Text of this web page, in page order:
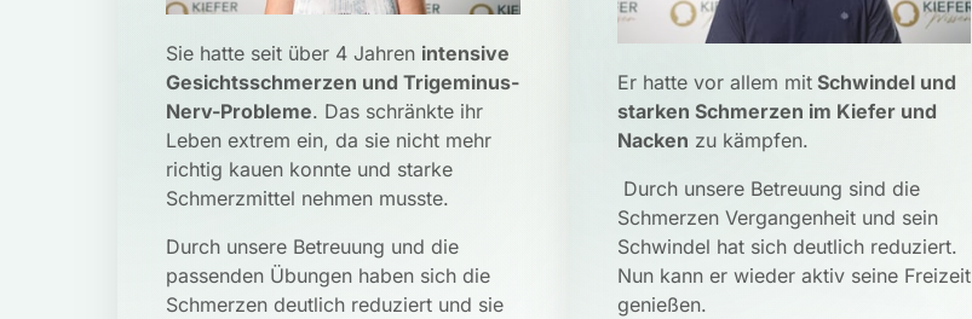
Sie hatte seit über 4 Jahren intensive
Gesichtsschmerzen und Trigeminus-
Nerv-Probleme. Das schränkte ihr
Leben extrem ein, da sie nicht mehr
richtig kauen konnte und starke
Schmerzmittel nehmen musste.
Durch unsere Betreuung und die
passenden Übungen haben sich die
Schmerzen deutlich reduziert und sie
Er hatte vor allem mit Schwindel und
starken Schmerzen im Kiefer und
Nacken zu kämpfen.
Schmerzen Vergangenheit und sein
Schwindel hat sich deutlich reduziert.
Nun kann er wieder aktiv seine Freizeit
genießen.